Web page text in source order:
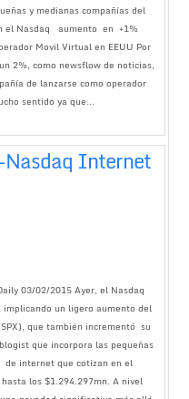
y medianas compañías del
el Nasdaq aumento en +1%
Movil Virtual en EEUU Por
2%, como newsflow de noticias,
de lanzarse como operador
sentido ya que...
Nasdaq Internet
03/02/2015 Ayer, el Nasdaq
un ligero aumento del
que también incrementó su
que incorpora las pequeñas
de internet que cotizan en el
los $1.294.297mn. A nivel